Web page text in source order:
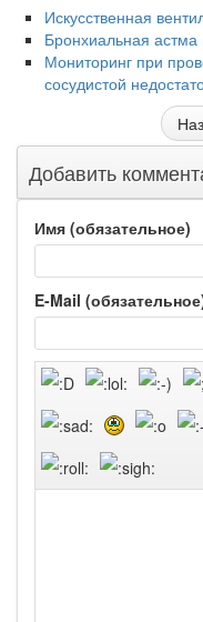
Искусственная
Бронхиальная
Мониторинг при
сосудистой
Добавить
Имя (обязательное)
E-Mail